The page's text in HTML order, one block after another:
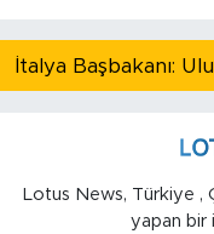
Lotus News, Türkiye ,
yapan bir